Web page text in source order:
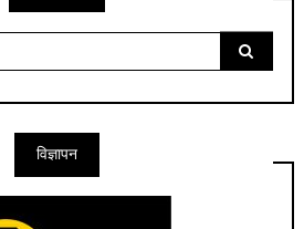
विज्ञापन